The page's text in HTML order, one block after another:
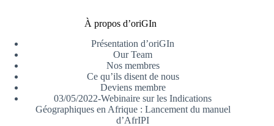
À propos d’oriGIn
Présentation d’oriGIn
Our Team
Nos membres
Ce qu’ils disent de nous
Deviens membre
03/05/2022-Webinaire sur les Indications
Géographiques en Afrique : Lancement du manuel
d’AfrIPI